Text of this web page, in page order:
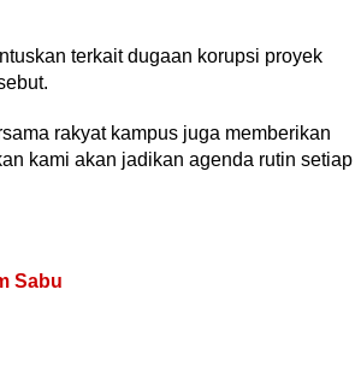
terkait dugaan korupsi proyek
rakyat kampus juga memberikan
kami akan jadikan agenda rutin setiap
Sabu